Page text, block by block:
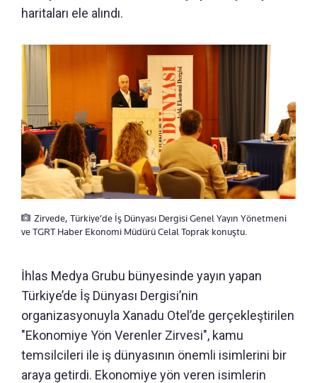
haritaları ele alındı.
Zirvede, Türkiye’de İş Dünyası Dergisi Genel Yayın Yönetmeni
ve TGRT Haber Ekonomi Müdürü Celal Toprak konuştu.
İhlas Medya Grubu bünyesinde yayın yapan
Türkiye’de İş Dünyası Dergisi’nin
organizasyonuyla Xanadu Otel’de gerçekleştirilen
"Ekonomiye Yön Verenler Zirvesi", kamu
temsilcileri ile iş dünyasının önemli isimlerini bir
araya getirdi. Ekonomiye yön veren isimlerin